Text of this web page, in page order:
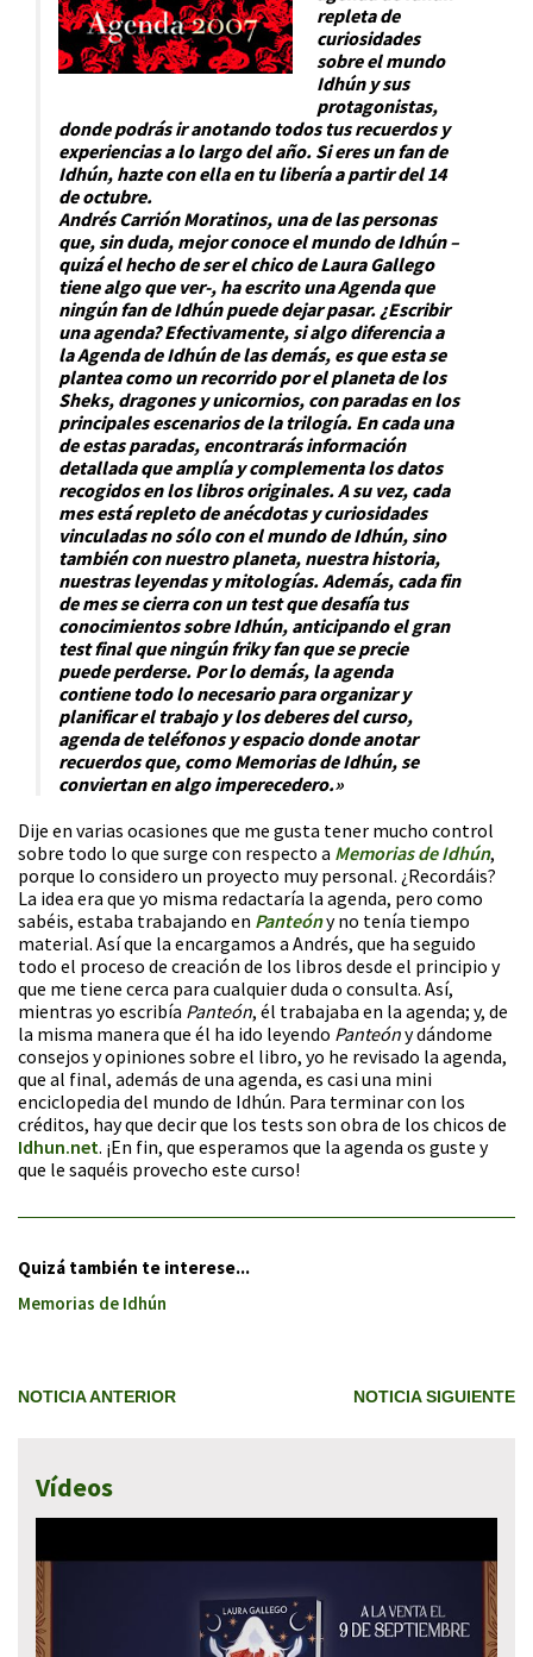
repleta de
curiosidades
sobre el mundo
Idhún y sus
protagonistas,
donde podrás ir anotando todos tus recuerdos y
experiencias a lo largo del año. Si eres un fan de
Idhún, hazte con ella en tu libería a partir del 14
de octubre.
Andrés Carrión Moratinos, una de las personas
que, sin duda, mejor conoce el mundo de Idhún –
quizá el hecho de ser el chico de Laura Gallego
tiene algo que ver-, ha escrito una Agenda que
ningún fan de Idhún puede dejar pasar. ¿Escribir
una agenda? Efectivamente, si algo diferencia a
la Agenda de Idhún de las demás, es que esta se
plantea como un recorrido por el planeta de los
Sheks, dragones y unicornios, con paradas en los
principales escenarios de la trilogía. En cada una
de estas paradas, encontrarás información
detallada que amplía y complementa los datos
recogidos en los libros originales. A su vez, cada
mes está repleto de anécdotas y curiosidades
vinculadas no sólo con el mundo de Idhún, sino
también con nuestro planeta, nuestra historia,
nuestras leyendas y mitologías. Además, cada fin
de mes se cierra con un test que desafía tus
conocimientos sobre Idhún, anticipando el gran
test final que ningún friky fan que se precie
puede perderse. Por lo demás, la agenda
contiene todo lo necesario para organizar y
planificar el trabajo y los deberes del curso,
agenda de teléfonos y espacio donde anotar
recuerdos que, como Memorias de Idhún, se
conviertan en algo imperecedero.»
Dije en varias ocasiones que me gusta tener mucho control
sobre todo lo que surge con respecto a Memorias de Idhún,
porque lo considero un proyecto muy personal. ¿Recordáis?
La idea era que yo misma redactaría la agenda, pero como
sabéis, estaba trabajando en Panteóny no tenía tiempo
material. Así que la encargamos a Andrés, que ha seguido
todo el proceso de creación de los libros desde el principio y
que me tiene cerca para cualquier duda o consulta. Así,
mientras yo escribía Panteón, él trabajaba en la agenda; y, de
la misma manera que él ha ido leyendo Panteóny dándome
consejos y opiniones sobre el libro, yo he revisado la agenda,
que al final, además de una agenda, es casi una mini
enciclopedia del mundo de Idhún. Para terminar con los
créditos, hay que decir que los tests son obra de los chicos de
Idhun.net. ¡En fin, que esperamos que la agenda os guste y
que le saquéis provecho este curso!
Quizá también te interese...
Memorias de Idhún
NOTICIA ANTERIOR NOTICIA SIGUIENTE
Vídeos